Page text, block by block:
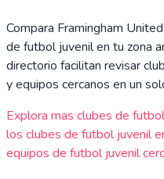
Compara Framingham
de futbol juvenil en tu zona
directorio facilitan revisar
y equipos cercanos en un
Explora mas clubes de
los clubes de futbol juvenil
equipos de futbol juvenil